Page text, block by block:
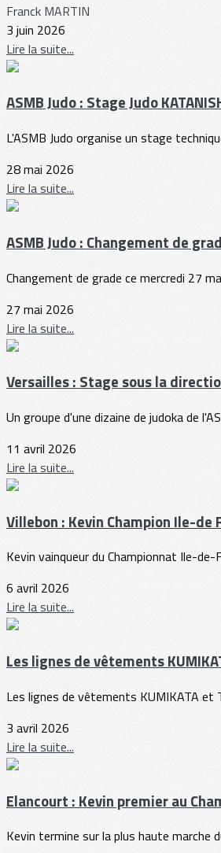
Franck MARTIN
3 juin 2026
Lire la suite...
ASMB Judo : Stage Judo
L'ASMB Judo organise un stage
28 mai 2026
Lire la suite...
ASMB Judo : Changement de
Changement de grade ce mercredi 27
27 mai 2026
Lire la suite...
Versailles : Stage sous la
Un groupe d'une dizaine de judoka de
11 avril 2026
Lire la suite...
Villebon : Kevin Champion Ile-de
Kevin vainqueur du Championnat Ile-
6 avril 2026
Lire la suite...
Les lignes de vêtements
Les lignes de vêtements KUMIKATA
3 avril 2026
Lire la suite...
Elancourt : Kevin premier au
Kevin termine sur la plus haute marche